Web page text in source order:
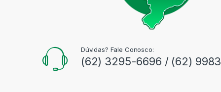
Dúvidas? Fale Conosco:
(62) 3295-6696 / (62)